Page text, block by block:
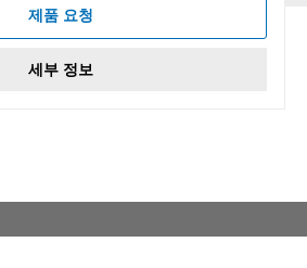
제품 요청
세부 정보